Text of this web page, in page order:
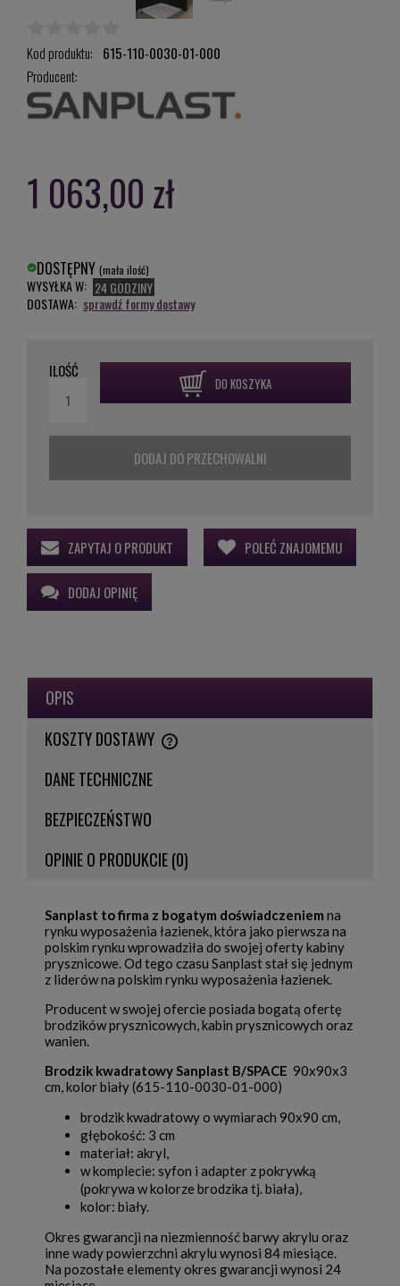
Kod produktu: 615-110-0030-01-000
Producent:
1 063,00 zł
DOSTĘPNY (mała ilość)
WYSYŁKA W: 24 GODZINY
DOSTAWA: sprawdź formy dostawy
ILOŚĆ
DO KOSZYKA
DODAJ DO PRZECHOWALNI
ZAPYTAJ O PRODUKT POLEĆ ZNAJOMEMU
DODAJ OPINIĘ
OPIS
KOSZTY DOSTAWY
CENA NIE ZAWIERA EWENTUALNYCH KOSZTÓW PŁATNOŚCI
DANE TECHNICZNE
BEZPIECZEŃSTWO
OPINIE O PRODUKCIE (0)
Sanplast to firma z bogatym doświadczeniem na
rynku wyposażenia łazienek, która jako pierwsza na
polskim rynku wprowadziła do swojej oferty kabiny
prysznicowe. Od tego czasu Sanplast stał się jednym
z liderów na polskim rynku wyposażenia łazienek.
Producent w swojej ofercie posiada bogatą ofertę
brodzików prysznicowych, kabin prysznicowych oraz
wanien.
Brodzik kwadratowy Sanplast B/SPACE 90x90x3
cm, kolor biały (615-110-0030-01-000)
brodzik kwadratowy o wymiarach 90x90 cm,
głębokość: 3 cm
materiał: akryl,
w komplecie: syfon i adapter z pokrywką
(pokrywa w kolorze brodzika tj. biała),
kolor: biały.
Okres gwarancji na niezmienność barwy akrylu oraz
inne wady powierzchni akrylu wynosi 84 miesiące.
Na pozostałe elementy okres gwarancji wynosi 24